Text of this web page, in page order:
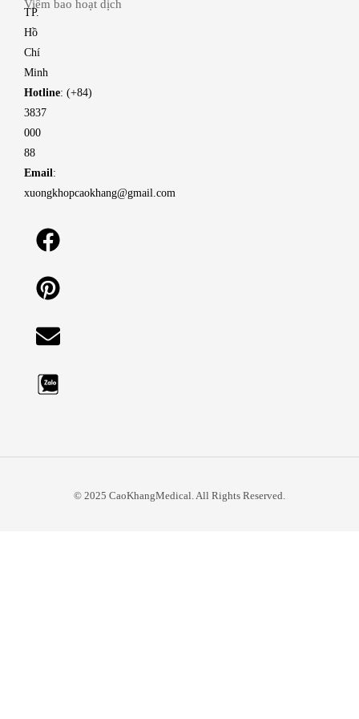
TP.
Hồ
Chí
Minh
Hotline: (+84)
3837
000
88
Email :
xuongkhopcaokhang@gmail.com
Viêm bao hoạt dịch
© 2025 CaoKhangMedical. All Rights Reserved.